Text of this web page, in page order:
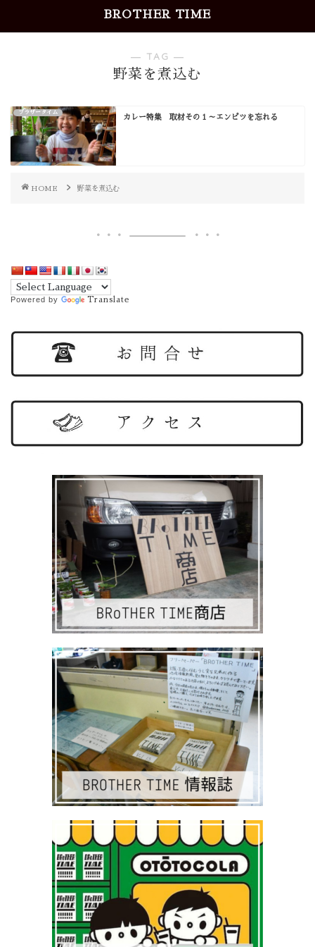
BROTHER TIME
― TAG ―
野菜を煮込む
ブラザータイム
カレー特集 取材その１～エンピツを忘れる
HOME 野菜を煮込む
Powered by Translate